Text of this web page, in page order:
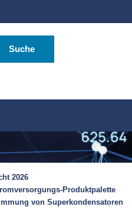
Suche
2026
Produktpalette
von Superkondensatoren